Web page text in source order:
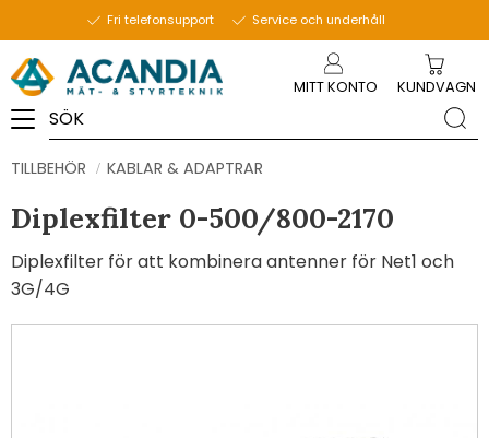
Fri telefonsupport Service och underhåll
MITT KONTO KUNDVAGN
TILLBEHÖR KABLAR & ADAPTRAR
Diplexfilter 0-500/800-2170
Diplexfilter för att kombinera antenner för Net1 och
3G/4G